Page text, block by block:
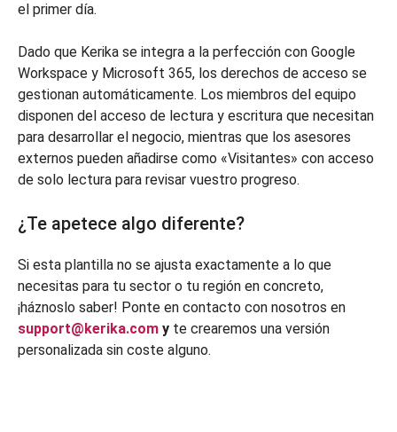
el primer día.
Dado que Kerika se integra a la perfección con Google
Workspace y Microsoft 365, los derechos de acceso se
gestionan automáticamente. Los miembros del equipo
disponen del acceso de lectura y escritura que necesitan
para desarrollar el negocio, mientras que los asesores
externos pueden añadirse como «Visitantes» con acceso
de solo lectura para revisar vuestro progreso.
¿Te apetece algo diferente?
Si esta plantilla no se ajusta exactamente a lo que
necesitas para tu sector o tu región en concreto,
¡háznoslo saber! Ponte en contacto con nosotros en
support@kerika.com y te crearemos una versión
personalizada sin coste alguno.